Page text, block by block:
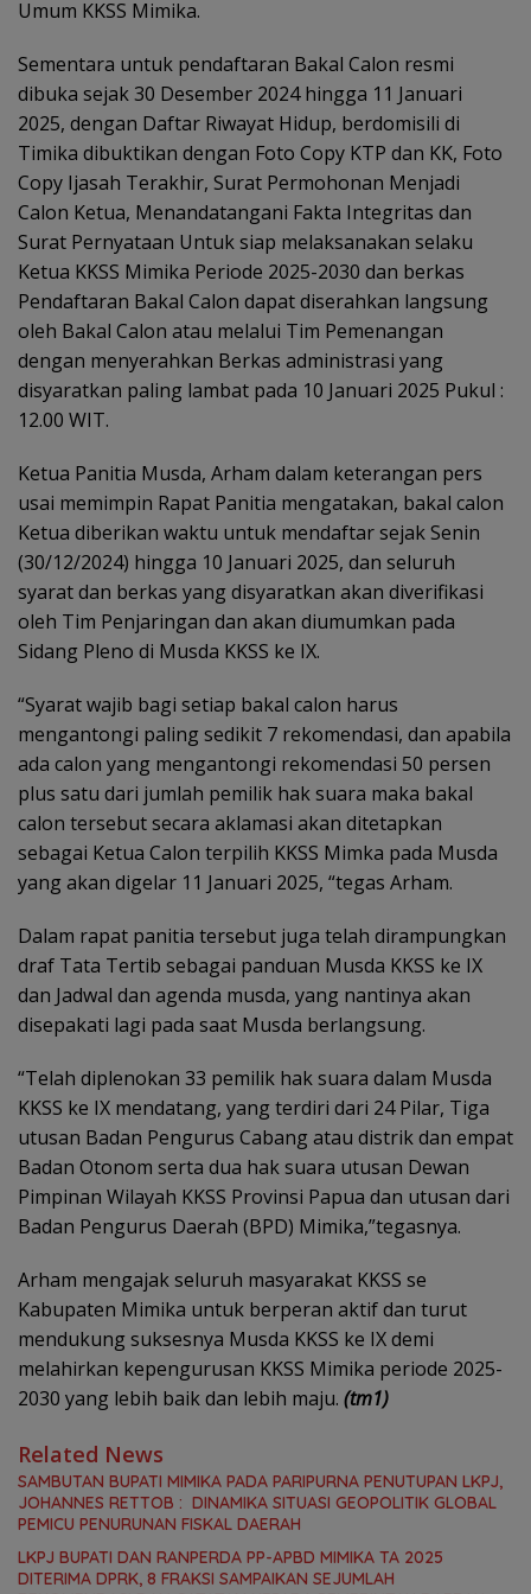
Umum KKSS Mimika.
Sementara untuk pendaftaran Bakal Calon resmi
dibuka sejak 30 Desember 2024 hingga 11 Januari
2025, dengan Daftar Riwayat Hidup, berdomisili di
Timika dibuktikan dengan Foto Copy KTP dan KK, Foto
Copy Ijasah Terakhir, Surat Permohonan Menjadi
Calon Ketua, Menandatangani Fakta Integritas dan
Surat Pernyataan Untuk siap melaksanakan selaku
Ketua KKSS Mimika Periode 2025-2030 dan berkas
Pendaftaran Bakal Calon dapat diserahkan langsung
oleh Bakal Calon atau melalui Tim Pemenangan
dengan menyerahkan Berkas administrasi yang
disyaratkan paling lambat pada 10 Januari 2025 Pukul :
12.00 WIT.
Ketua Panitia Musda, Arham dalam keterangan pers
usai memimpin Rapat Panitia mengatakan, bakal calon
Ketua diberikan waktu untuk mendaftar sejak Senin
(30/12/2024) hingga 10 Januari 2025, dan seluruh
syarat dan berkas yang disyaratkan akan diverifikasi
oleh Tim Penjaringan dan akan diumumkan pada
Sidang Pleno di Musda KKSS ke IX.
“Syarat wajib bagi setiap bakal calon harus
mengantongi paling sedikit 7 rekomendasi, dan apabila
ada calon yang mengantongi rekomendasi 50 persen
plus satu dari jumlah pemilik hak suara maka bakal
calon tersebut secara aklamasi akan ditetapkan
sebagai Ketua Calon terpilih KKSS Mimka pada Musda
yang akan digelar 11 Januari 2025, “tegas Arham.
Dalam rapat panitia tersebut juga telah dirampungkan
draf Tata Tertib sebagai panduan Musda KKSS ke IX
dan Jadwal dan agenda musda, yang nantinya akan
disepakati lagi pada saat Musda berlangsung.
“Telah diplenokan 33 pemilik hak suara dalam Musda
KKSS ke IX mendatang, yang terdiri dari 24 Pilar, Tiga
utusan Badan Pengurus Cabang atau distrik dan empat
Badan Otonom serta dua hak suara utusan Dewan
Pimpinan Wilayah KKSS Provinsi Papua dan utusan dari
Badan Pengurus Daerah (BPD) Mimika,”tegasnya.
Arham mengajak seluruh masyarakat KKSS se
Kabupaten Mimika untuk berperan aktif dan turut
mendukung suksesnya Musda KKSS ke IX demi
melahirkan kepengurusan KKSS Mimika periode 2025-
2030 yang lebih baik dan lebih maju. (tm1)
Related News
SAMBUTAN BUPATI MIMIKA PADA PARIPURNA PENUTUPAN LKPJ,
JOHANNES RETTOB : DINAMIKA SITUASI GEOPOLITIK GLOBAL
PEMICU PENURUNAN FISKAL DAERAH
LKPJ BUPATI DAN RANPERDA PP-APBD MIMIKA TA 2025
DITERIMA DPRK, 8 FRAKSI SAMPAIKAN SEJUMLAH